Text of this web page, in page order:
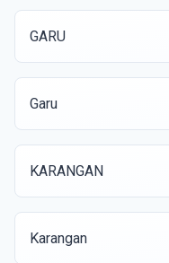
GARU
Garu
KARANGAN
Karangan